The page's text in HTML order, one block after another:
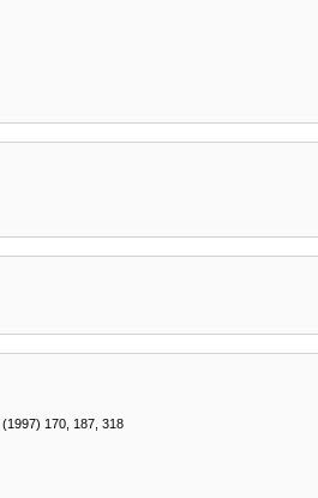
(1997) 170, 187, 318